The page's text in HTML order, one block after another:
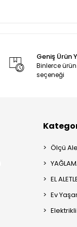
Geniş Ürün
Binlerce
seçeneği
Ölçü
EL
Ev